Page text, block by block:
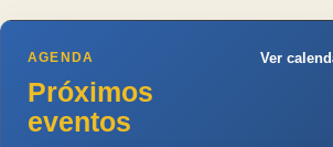
AGENDA
Próximos
eventos
Ver